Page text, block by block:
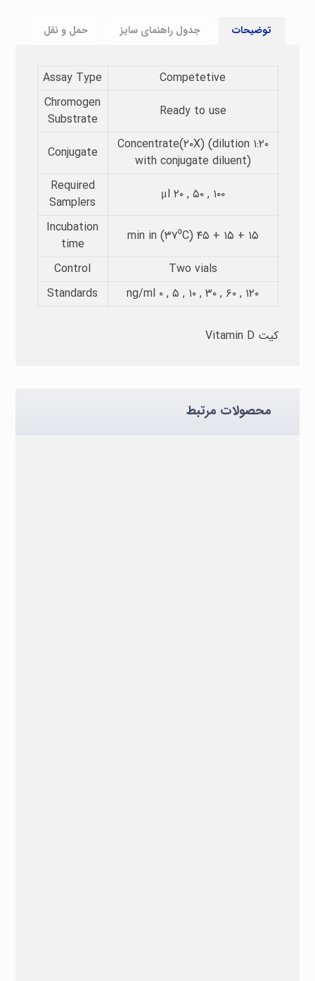
توضیحات جدول راهنمای سایز حمل و نقل
Competetive
Assay Type​
Ready to use
Chromogen
Substrate​
Concentrate(۲۰X) (dilution ۱:۲۰
with conjugate diluent)
Conjugate
μl ۲۰ , ۵۰ , ۱۰۰
Required
Samplers​
min in (۳۷⁰C) ۴۵ + ۱۵ + ۱۵
Incubation
time​
Two vials
Control
ng/ml ۰ , ۵ , ۱۰ , ۳۰ , ۶۰ , ۱۲۰
Standards
کیت Vitamin D
محصولات مرتبط